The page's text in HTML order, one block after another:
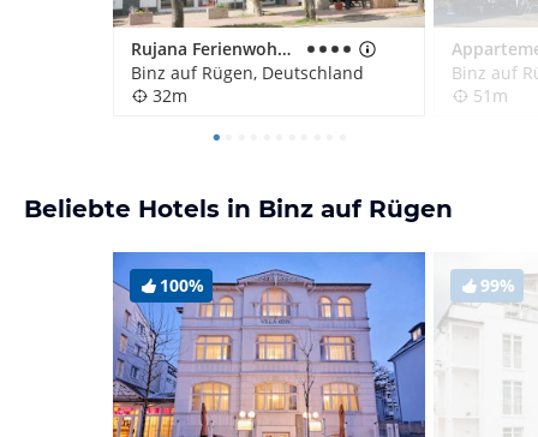
Rujana Ferienwohnungen - Haus Min Hüsung
Binz auf Rügen, Deutschland
32m
Binz auf
51m
Beliebte Hotels in Binz auf Rügen
100% 99%